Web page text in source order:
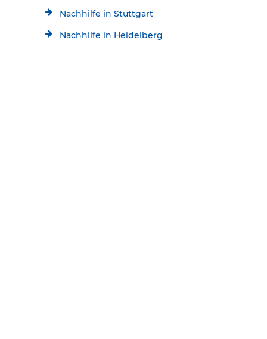
Nachhilfe in Stuttgart
Nachhilfe in Heidelberg